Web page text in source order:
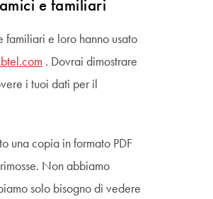
e familiari
familiari e loro hanno usato
. Dovrai dimostrare
i tuoi dati per il
una copia in formato PDF
Non abbiamo
solo bisogno di vedere